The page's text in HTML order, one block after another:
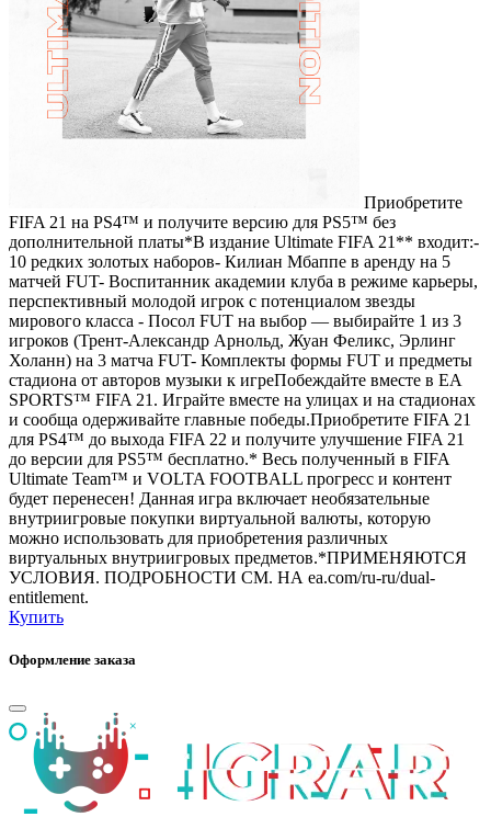
Приобретите
FIFA 21 на PS4™ и получите версию для PS5™ без
дополнительной платы*В издание Ultimate FIFA 21** входит:-
10 редких золотых наборов- Килиан Мбаппе в аренду на 5
матчей FUT- Воспитанник академии клуба в режиме карьеры,
перспективный молодой игрок с потенциалом звезды
мирового класса - Посол FUT на выбор — выбирайте 1 из 3
игроков (Трент-Александр Арнольд, Жуан Феликс, Эрлинг
Холанн) на 3 матча FUT- Комплекты формы FUT и предметы
стадиона от авторов музыки к игреПобеждайте вместе в EA
SPORTS™ FIFA 21. Играйте вместе на улицах и на стадионах
и сообща одерживайте главные победы.Приобретите FIFA 21
для PS4™ до выхода FIFA 22 и получите улучшение FIFA 21
до версии для PS5™ бесплатно.* Весь полученный в FIFA
Ultimate Team™ и VOLTA FOOTBALL прогресс и контент
будет перенесен! Данная игра включает необязательные
внутриигровые покупки виртуальной валюты, которую
можно использовать для приобретения различных
виртуальных внутриигровых предметов.*ПРИМЕНЯЮТСЯ
УСЛОВИЯ. ПОДРОБНОСТИ СМ. НА ea.com/ru-ru/dual-
entitlement.
Купить
Оформление заказа